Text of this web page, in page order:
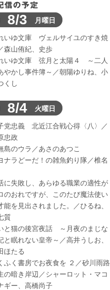
8/3 月曜日
いゆ文庫 ヴェルサイユのすき焼
森山侑紀、史歩
いゆ文庫 弦月と太陽４ ～二人
やかし事件簿～／朝陽ゆりね、小
くし
8/4 火曜日
党忠義 北近江合戦心得〈八〉／
忠政
島のウラ／あさのあつこ
ナラどーだ！の雑魚釣り隊／椎名
に失敗し、あらゆる職業の適性が
のおれですが、このたび魔法使い
能を見出されました。／ひるね、
質
と猫の後宮夜話 ～月夜のまじな
と眠れない皇帝～／高井うしお、
ほたる
ふく書房でお夜食を ２／砂川雨路
の暗き岸辺／シャーロット・マコ
ギー、高橋尚子